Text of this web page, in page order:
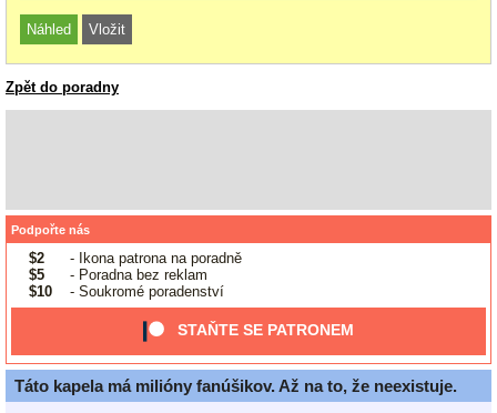
Zpět do poradny
Podpořte nás
$2
- Ikona patrona na poradně
$5
- Poradna bez reklam
$10
- Soukromé poradenství
STAŇTE SE PATRONEM
Táto kapela má milióny fanúšikov. Až na to, že neexistuje.